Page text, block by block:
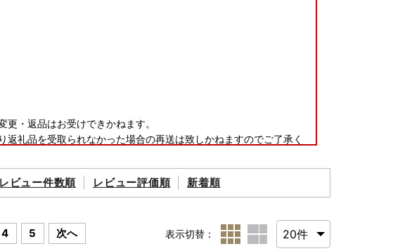
・返品はお受けできかねます。
礼品を受取られなかった場合の再送は致しかねますのでご了承く
レビュー件数順 レビュー評価順 新着順
4 5 次へ 表示切替：